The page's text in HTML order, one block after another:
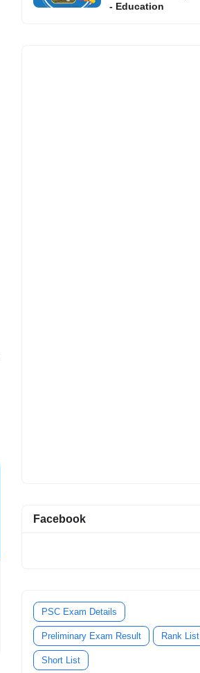
- Education
Facebook
PSC Exam Details
Preliminary Exam Result Rank List
Short List